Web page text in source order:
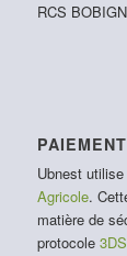
RCS
Ubnest
Agricole.
matière de
protocole